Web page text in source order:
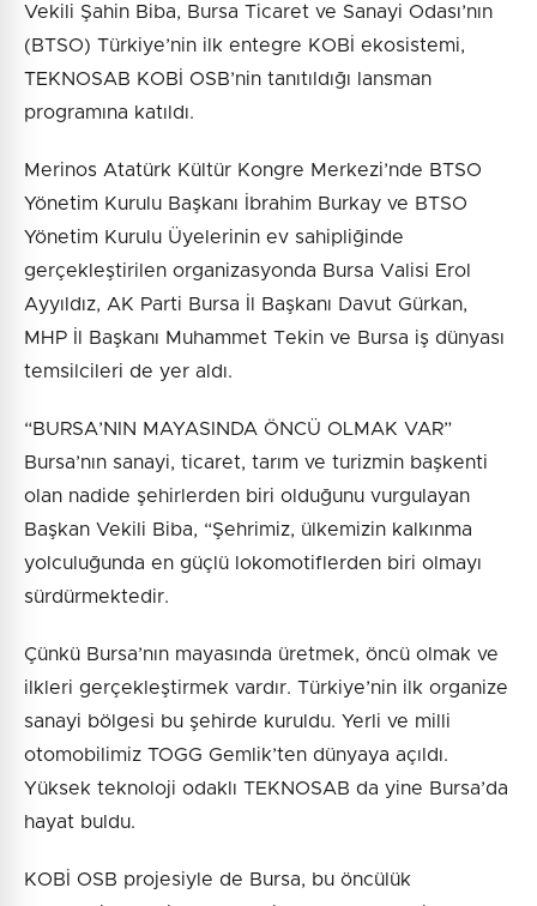
Vekili Şahin Biba, Bursa Ticaret ve Sanayi Odası’nın
(BTSO) Türkiye’nin ilk entegre KOBİ ekosistemi,
TEKNOSAB KOBİ OSB’nin tanıtıldığı lansman
programına katıldı.
Merinos Atatürk Kültür Kongre Merkezi’nde BTSO
Yönetim Kurulu Başkanı İbrahim Burkay ve BTSO
Yönetim Kurulu Üyelerinin ev sahipliğinde
gerçekleştirilen organizasyonda Bursa Valisi Erol
Ayyıldız, AK Parti Bursa İl Başkanı Davut Gürkan,
MHP İl Başkanı Muhammet Tekin ve Bursa iş dünyası
temsilcileri de yer aldı.
“BURSA’NIN MAYASINDA ÖNCÜ OLMAK VAR”
Bursa’nın sanayi, ticaret, tarım ve turizmin başkenti
olan nadide şehirlerden biri olduğunu vurgulayan
Başkan Vekili Biba, “Şehrimiz, ülkemizin kalkınma
yolculuğunda en güçlü lokomotiflerden biri olmayı
sürdürmektedir.
Çünkü Bursa’nın mayasında üretmek, öncü olmak ve
ilkleri gerçekleştirmek vardır. Türkiye’nin ilk organize
sanayi bölgesi bu şehirde kuruldu. Yerli ve milli
otomobilimiz TOGG Gemlik’ten dünyaya açıldı.
Yüksek teknoloji odaklı TEKNOSAB da yine Bursa’da
hayat buldu.
KOBİ OSB projesiyle de Bursa, bu öncülük